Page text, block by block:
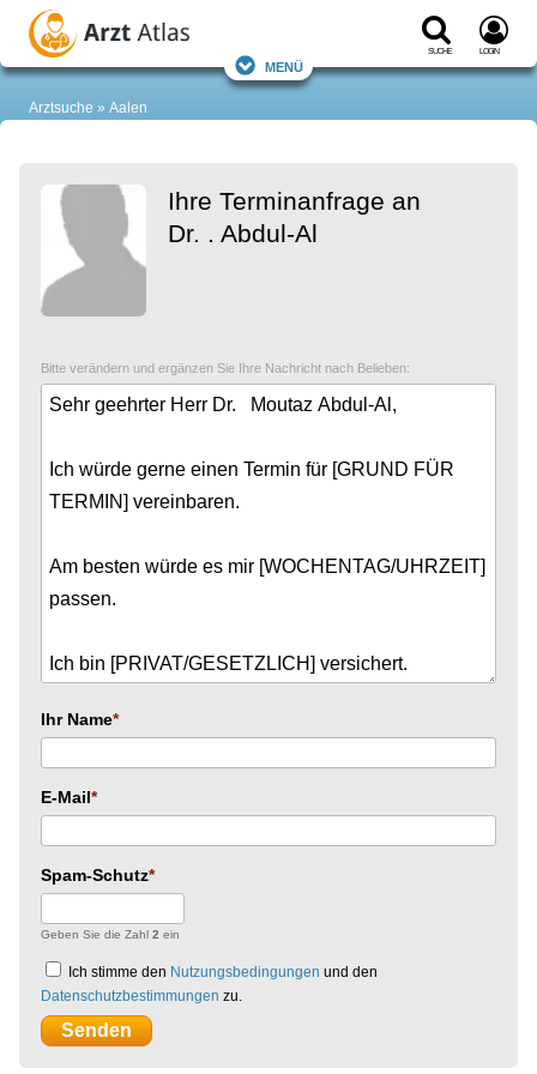
Suche Login
Menü
Arztsuche Aalen
Ihre Terminanfrage an
Dr. . Abdul-Al
Bitte verändern und ergänzen Sie Ihre Nachricht nach Belieben:
Ihr Name
E-Mail
Spam-Schutz
Geben Sie die Zahl 2 ein
Ich stimme den Nutzungsbedingungen und den
Datenschutzbestimmungen zu.